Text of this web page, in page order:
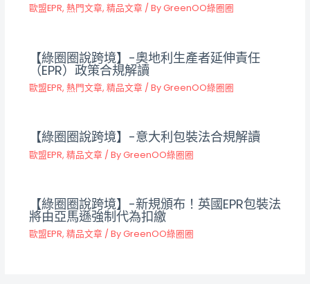
歐盟EPR, 熱門文章, 精品文章 / ByGreenOO綠圈圈
【綠圈圈說跨境】-奧地利生產者延伸責任
（EPR）政策合規解讀
歐盟EPR, 熱門文章, 精品文章 / ByGreenOO綠圈圈
【綠圈圈說跨境】-意大利包裝法合規解讀
歐盟EPR, 精品文章 / ByGreenOO綠圈圈
【綠圈圈說跨境】-新規頒布！英國EPR包裝法
將由亞馬遜強制代為扣繳
歐盟EPR, 精品文章 / ByGreenOO綠圈圈